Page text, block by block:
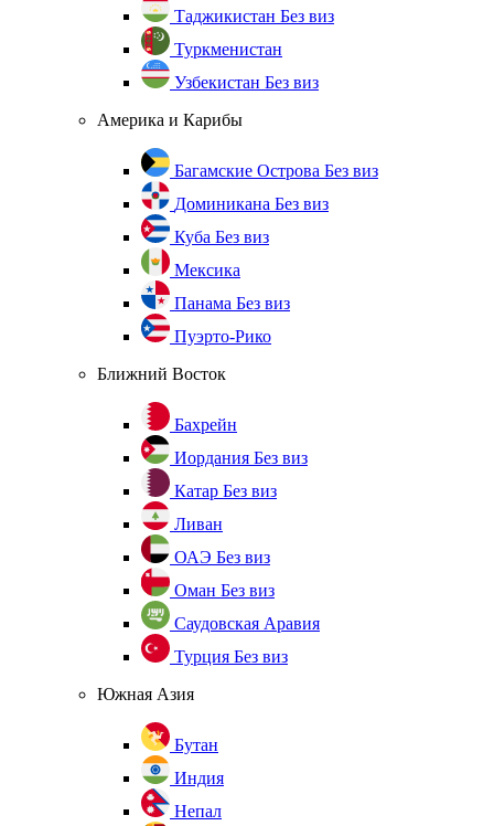
Таджикистан Без виз
Туркменистан
Узбекистан Без виз
Америка и Карибы
Багамские Острова Без виз
Доминикана Без виз
Куба Без виз
Мексика
Панама Без виз
Пуэрто-Рико
Ближний Восток
Бахрейн
Иордания Без виз
Катар Без виз
Ливан
ОАЭ Без виз
Оман Без виз
Саудовская Аравия
Турция Без виз
Южная Азия
Бутан
Индия
Непал